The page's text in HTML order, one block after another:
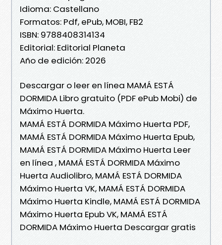
Idioma: Castellano
Formatos: Pdf, ePub, MOBI, FB2
ISBN: 9788408314134
Editorial: Editorial Planeta
Año de edición: 2026
Descargar o leer en línea MAMÁ ESTÁ
DORMIDA Libro gratuito (PDF ePub Mobi) de
Máximo Huerta.
MAMÁ ESTÁ DORMIDA Máximo Huerta PDF,
MAMÁ ESTÁ DORMIDA Máximo Huerta Epub,
MAMÁ ESTÁ DORMIDA Máximo Huerta Leer
en línea , MAMÁ ESTÁ DORMIDA Máximo
Huerta Audiolibro, MAMÁ ESTÁ DORMIDA
Máximo Huerta VK, MAMÁ ESTÁ DORMIDA
Máximo Huerta Kindle, MAMÁ ESTÁ DORMIDA
Máximo Huerta Epub VK, MAMÁ ESTÁ
DORMIDA Máximo Huerta Descargar gratis